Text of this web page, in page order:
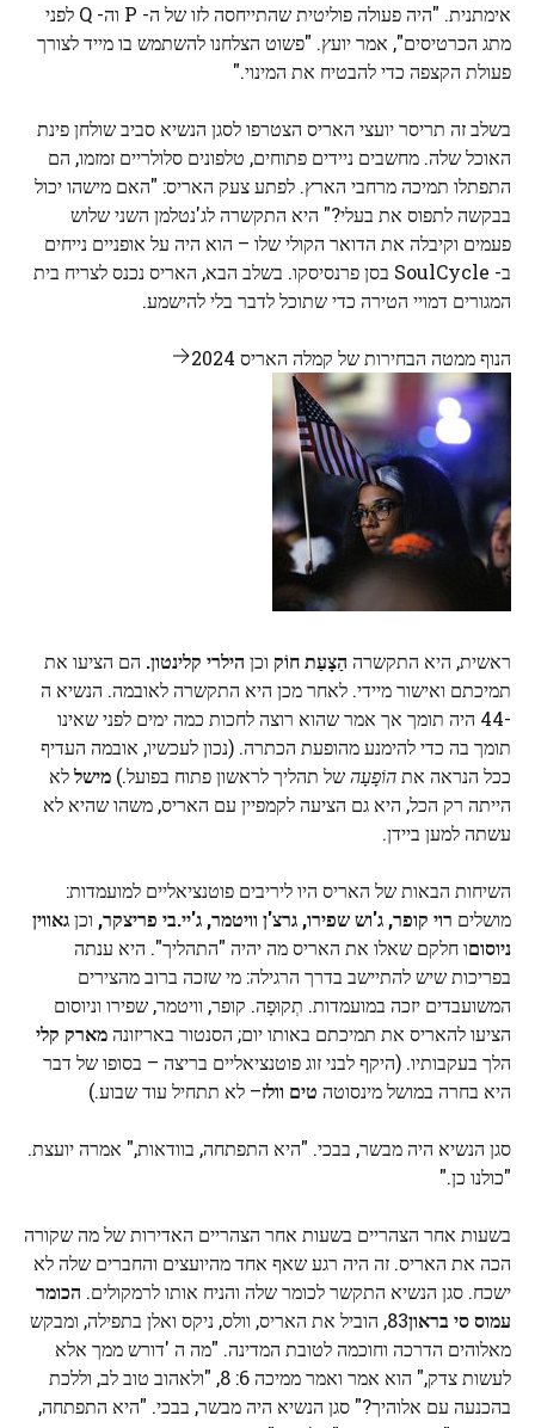
אימתנית. "היה פעולה פוליטית שהתייחסה לזו של ה- P וה- Q לפני
מתג הכרטיסים", אמר יועץ. "פשוט הצלחנו להשתמש בו מייד לצורך
פעולת הקצפה כדי להבטיח את המינוי."
בשלב זה תריסר יועצי האריס הצטרפו לסגן הנשיא סביב שולחן פינת
האוכל שלה. מחשבים ניידים פתוחים, טלפונים סלולריים זמזמו, הם
התפתלו תמיכה מרחבי הארץ. לפתע צעק האריס: "האם מישהו יכול
בבקשה לתפוס את בעלי?" היא התקשרה לג'נטלמן השני שלוש
פעמים וקיבלה את הדואר הקולי שלו – הוא היה על אופניים נייחים
ב- SoulCycle בסן פרנסיסקו. בשלב הבא, האריס נכנס לצריח בית
המגורים דמויי הטירה כדי שתוכל לדבר בלי להישמע.
הנוף ממטה הבחירות של קמלה האריס 2024
ראשית, היא התקשרה הַצָעַת חוֹק וכן הילרי קלינטון. הם הציעו את
תמיכתם ואישור מיידי. לאחר מכן היא התקשרה לאובמה. הנשיא ה
-44 היה תומך אך אמר שהוא רוצה לחכות כמה ימים לפני שאינו
תומך בה כדי להימנע מהופעת הכתרה. (נכון לעכשיו, אובמה העדיף
ככל הנראה אתהוֹפָעָהשל תהליך לראשון פתוח בפועל.) מישללא
הייתה רק הכל, היא גם הציעה לקמפיין עם האריס, משהו שהיא לא
עשתה למען ביידן.
השיחות הבאות של האריס היו ליריבים פוטנציאליים למועמדות:
מושלים רוי קופר, ג'וש שפירו, גרצ'ן וויטמר, ג'יי.בי פריצקר, וכןגאווין
ניוסוםו חלקם שאלו את האריס מה יהיה "התהליך". היא ענתה
בפריכות שיש להתיישב בדרך הרגילה: מי שזכה ברוב מהצירים
המשועבדים יזכה במועמדות. תְקוּפָה. קופר, וויטמר, שפירו וניוסום
הציעו להאריס את תמיכתם באותו יום; הסנטור באריזונהמארק קלי
הלך בעקבותיו. (היקף לבני זוג פוטנציאליים בריצה – בסופו של דבר
היא בחרה במושל מינסוטה טים וולז– לא תתחיל עוד שבוע.)
סגן הנשיא היה מבשר, בבכי. "היא התפתחה, בוודאות," אמרה יועצת.
"כולנו כן."
בשעות אחר הצהריים בשעות אחר הצהריים האדירות של מה שקורה
הכה את האריס. זה היה רגע שאף אחד מהיועצים והחברים שלה לא
ישכח. סגן הנשיא התקשר לכומר שלה והניח אותו לרמקולים. הכומר
עמוס סי בראון
83, הוביל את האריס, וולס, ניקס ואלן בתפילה, ומבקש
מאלוהים הדרכה וחוכמה לטובת המדינה. "מה ה 'דורש ממך אלא
לעשות צדק," הוא אמר ואמר ממיכה 6: 8, "ולאהוב טוב לב, וללכת
בהכנעה עם אלוהיך?" סגן הנשיא היה מבשר, בבכי. "היא התפתחה,